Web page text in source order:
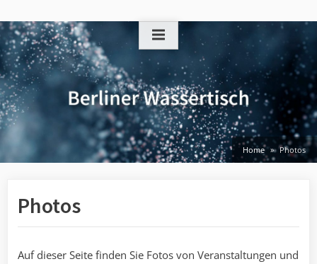
to
content
Home Photos
Photos
Auf dieser Seite finden Sie Fotos von Veranstaltungen und